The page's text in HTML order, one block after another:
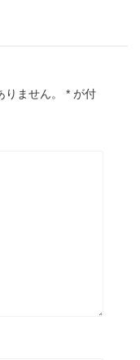
ません。 * が付